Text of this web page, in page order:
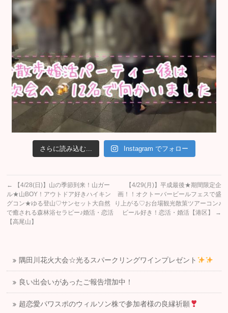
さらに読み込む... Instagram でフォロー
←
【4/28(日)】山の季節到来！山ガー
ル★山BOY！アウトドア好きハイキン
グコン★ゆる登山♡サンセット大自然
で癒される森林浴セラピー♪婚活・恋活
【高尾山】
【4/29(月)】平成最後★期間限定企
画！！オクトーバービールフェスで盛
り上がる♡お台場観光散策ツアーコン♪
ビール好き！恋活・婚活【港区】
→
隅田川花火大会☆光るスパークリングワインプレゼント
良い出会いがあったご報告増加中！
超恋愛パワスポのウィルソン株で参加者様の良縁祈願